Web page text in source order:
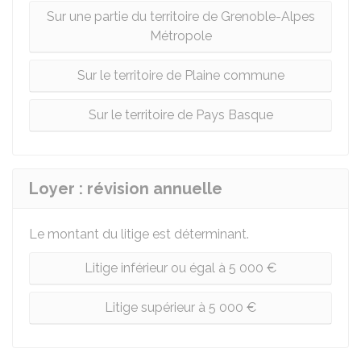
Sur une partie du territoire de Grenoble-Alpes
Métropole
Sur le territoire de Plaine commune
Sur le territoire de Pays Basque
Loyer : révision annuelle
Le montant du litige est déterminant.
Litige inférieur ou égal à 5 000 €
Litige supérieur à 5 000 €